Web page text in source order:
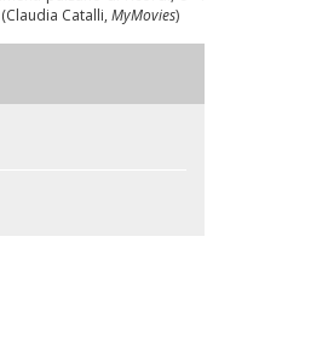
Catalli, MyMovies)